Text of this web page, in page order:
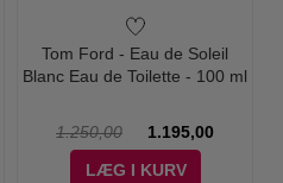
Tom Ford - Eau de Soleil
Blanc Eau de Toilette - 100 ml
1.250,00
1.195,00
LÆG I KURV